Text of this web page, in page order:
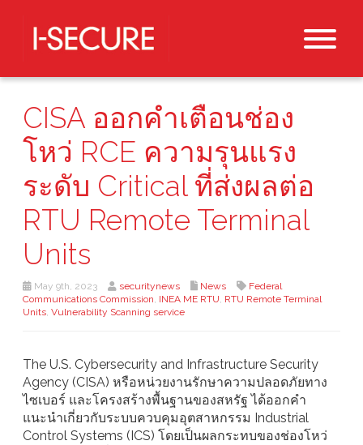
CISA ออกคำเตือนช่อง
โหว่ RCE ความรุนแรง
ระดับ Critical ที่ส่งผลต่อ
RTU Remote Terminal
Units
May 9th, 2023 securitynews News
Federal
Communications Commission, INEA ME RTU, RTU Remote Terminal
Units, Vulnerability Scanning service
The U.S. Cybersecurity and Infrastructure Security
Agency (CISA) หรือหน่วยงานรักษาความปลอดภัยทาง
ไซเบอร์ และโครงสร้างพื้นฐานของสหรัฐ ได้ออกคำ
แนะนำเกี่ยวกับระบบควบคุมอุตสาหกรรม Industrial
Control Systems (ICS) โดยเป็นผลกระทบของช่องโหว่